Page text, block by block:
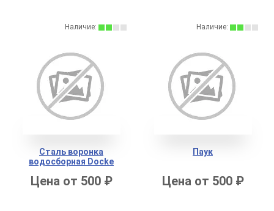
Наличие:
Сталь воронка
водосборная Docke
Цена от 500 ₽
Наличие:
Паук
Цена от 500 ₽